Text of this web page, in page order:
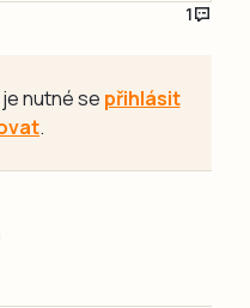
1
nutné se přihlásit
.